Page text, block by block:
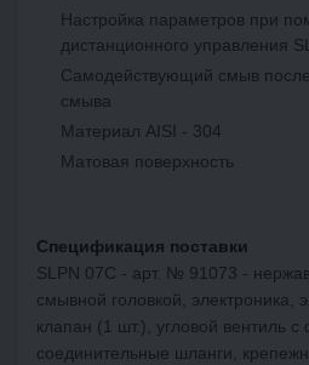
Настройка параметров при
дистанционного управления
Самодействующий смыв
смыва
Материал AISI - 304
Матовая поверхность
Спецификация поставки
SLPN 07C - арт. № 91073 -
смывной головкой, электроника,
клапан (1 шт.), угловой вентиль с
соединительные шланги,